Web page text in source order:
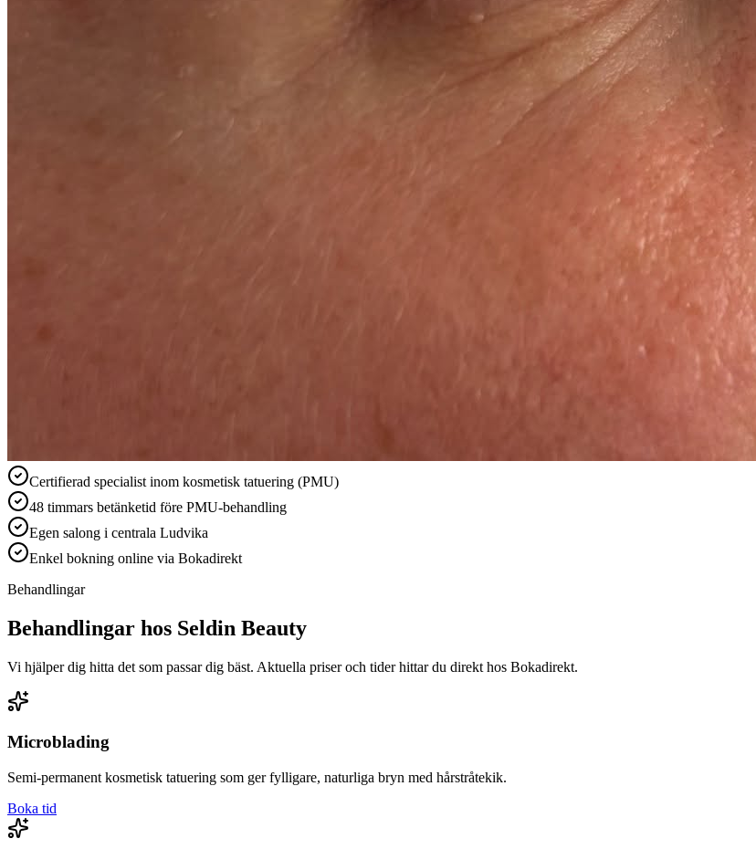
Certifierad specialist inom kosmetisk tatuering (PMU)
48 timmars betänketid före PMU-behandling
Egen salong i centrala Ludvika
Enkel bokning online via Bokadirekt
Behandlingar
Behandlingar hos Seldin Beauty
Vi hjälper dig hitta det som passar dig bäst. Aktuella priser och tider hittar du direkt hos Bokadirekt.
Microblading
Semi-permanent kosmetisk tatuering som ger fylligare, naturliga bryn med hårstråtekik.
Boka tid